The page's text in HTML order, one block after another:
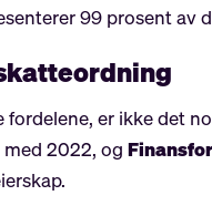
99 prosent
fordelene, er ikke det
med 2022, og